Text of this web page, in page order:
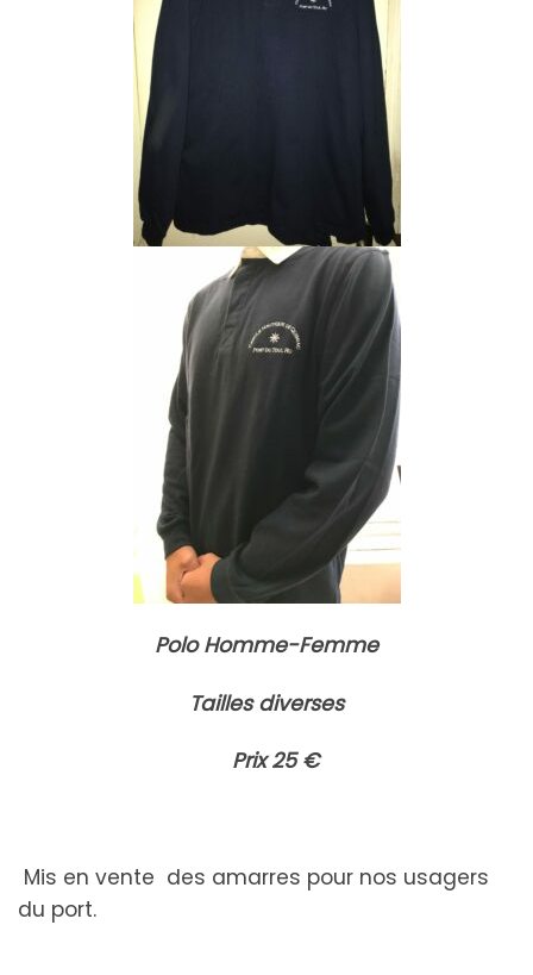
Polo Homme-Femme
Tailles diverses
Prix 25 €
Mis en vente des amarres pour nos usagers
du port.